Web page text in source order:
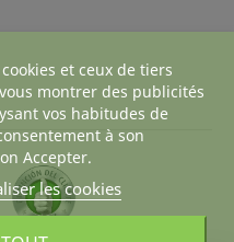
et ceux de tiers
montrer des publicités
vos habitudes de
à son
Accepter.
les cookies